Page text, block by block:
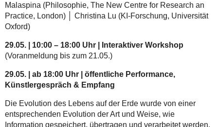
Malaspina (Philosophie, The New Centre for Research an
Practice, London) │ Christina Lu (KI-Forschung, Universität
Oxford)
29.05. | 10:00 – 18:00 Uhr | Interaktiver Workshop
(Voranmeldung bis zum 21.05.)
29.05. | ab 18:00 Uhr | öffentliche Performance,
Künstlergespräch & Empfang
Die Evolution des Lebens auf der Erde wurde von einer
entsprechenden Evolution der Art und Weise, wie
Information gespeichert, übertragen und verarbeitet werden,